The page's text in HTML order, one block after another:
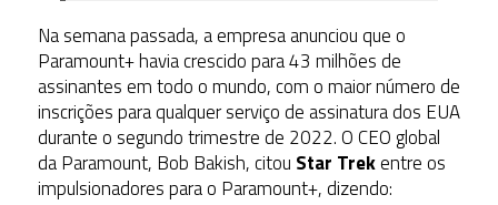
Na semana passada, a empresa anunciou que o
Paramount+ havia crescido para 43 milhões de
assinantes em todo o mundo, com o maior número de
inscrições para qualquer serviço de assinatura dos EUA
durante o segundo trimestre de 2022. O CEO global
da Paramount, Bob Bakish, citou Star Trekentre os
impulsionadores para o Paramount+, dizendo: